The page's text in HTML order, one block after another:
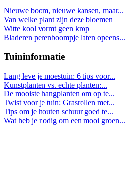
Nieuwe boom, nieuwe kansen, maar...
Van welke plant zijn deze bloemen
Witte kool vormt geen krop
Bladeren perenboompje laten opeens...
Tuininformatie
Lang leve je moestuin: 6 tips voor...
Kunstplanten vs. echte planten:...
De mooiste hangplanten om op te...
Twist voor je tuin: Grasrollen met...
Tips om je houten schuur goed te...
Wat heb je nodig om een mooi groen...